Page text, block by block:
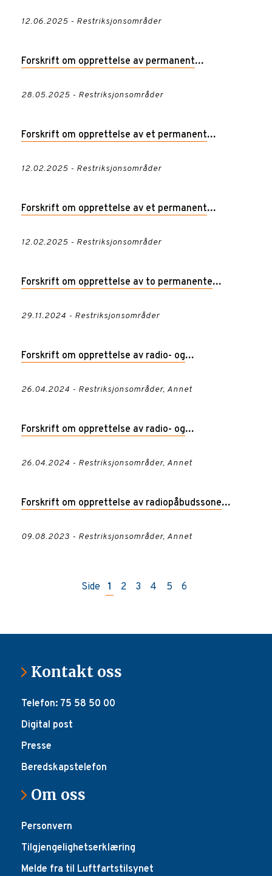
12.06.2025 - Restriksjonsområder
Forskrift om opprettelse av permanent
28.05.2025 - Restriksjonsområder
Forskrift om opprettelse av et permanent
12.02.2025 - Restriksjonsområder
Forskrift om opprettelse av et permanent
12.02.2025 - Restriksjonsområder
Forskrift om opprettelse av to permanente
Vestfold og Telemark
29.11.2024 - Restriksjonsområder
Forskrift om opprettelse av radio- og
26.04.2024 - Restriksjonsområder, Annet
Forskrift om opprettelse av radio- og
26.04.2024 - Restriksjonsområder, Annet
Forskrift om opprettelse av radiopåbudssone
09.08.2023 - Restriksjonsområder, Annet
Side 1 2 3 4 5 6
Kontakt oss
Telefon: 75 58 50 00
Digital post
Presse
Beredskapstelefon
Om oss
Personvern
Tilgjengelighetserklæring
Melde fra til Luftfartstilsynet